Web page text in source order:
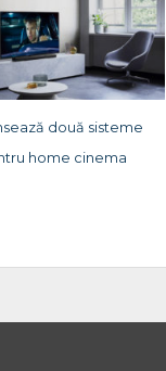
două sisteme
home cinema